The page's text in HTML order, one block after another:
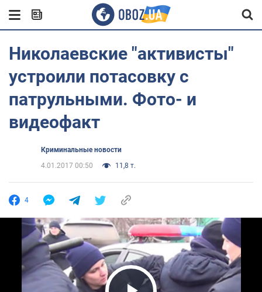
Николаевские "активисты"
устроили потасовку с
патрульными. Фото- и
видеофакт
Криминальные новости
4.01.2017 00:50
11,8 т.
4